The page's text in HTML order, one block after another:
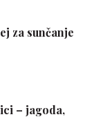
za sunčanje
– jagoda,